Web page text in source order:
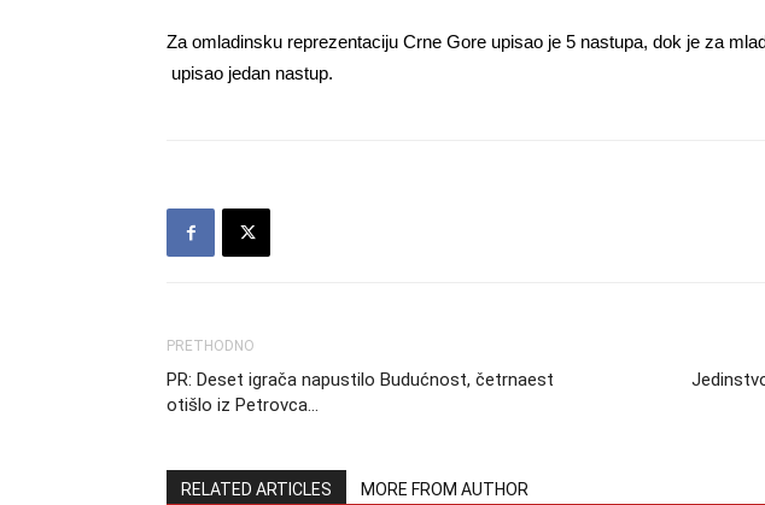
Za omladinsku reprezentaciju Crne Gore upisao je 5 nastupa, dok je za
upisao jedan nastup.
PRETHODNO
PR: Deset igrača napustilo Budućnost, četrnaest
otišlo iz Petrovca…
RELATED ARTICLES MORE FROM AUTHOR